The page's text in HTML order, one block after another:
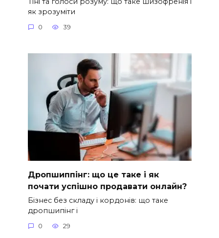
як зрозуміти
0 39
Дропшиппінг: що це таке і як
почати успішно продавати онлайн?
Бізнес без складу і кордонів: що таке
дропшипінг і
0 29